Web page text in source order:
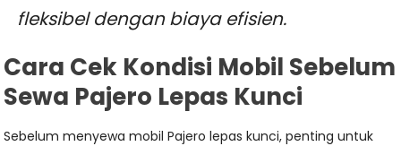
fleksibel dengan biaya efisien.
Cara Cek Kondisi Mobil Sebelum
Sewa Pajero Lepas Kunci
Sebelum menyewa mobil Pajero lepas kunci, penting untuk